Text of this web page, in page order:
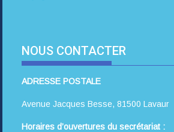
NOUS CONTACTER
ADRESSE POSTALE
Avenue Jacques Besse, 81500 Lavaur
Horaires d’ouvertures du secrétariat :